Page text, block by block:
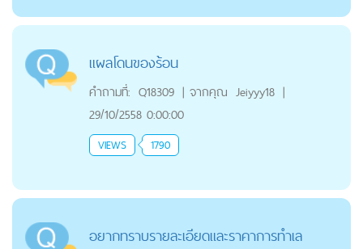
แผลโดนของร้อน
คำถามที่: Q18309 | จากคุณ Jeiyyy18 |
29/10/2558 0:00:00
VIEWS 1790
อยากทราบรายละเอียดและราคาการทำเล